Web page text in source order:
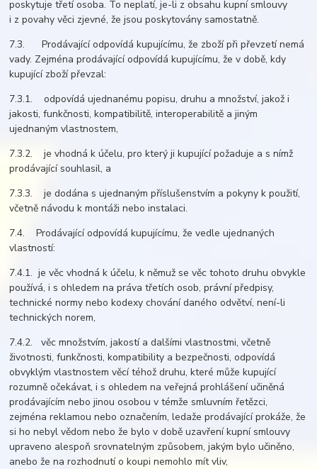
poskytuje třetí osoba. To neplatí, je-li z obsahu kupní smlouvy
i z povahy věci zjevné, že jsou poskytovány samostatně.
7.3. Prodávající odpovídá kupujícímu, že zboží při převzetí nemá
vady. Zejména prodávající odpovídá kupujícímu, že v době, kdy
kupující zboží převzal:
7.3.1. odpovídá ujednanému popisu, druhu a množství, jakož i
jakosti, funkčnosti, kompatibilitě, interoperabilitě a jiným
ujednaným vlastnostem,
7.3.2. je vhodná k účelu, pro který ji kupující požaduje a s nímž
prodávající souhlasil, a
7.3.3. je dodána s ujednaným příslušenstvím a pokyny k použití,
včetně návodu k montáži nebo instalaci.
7.4. Prodávající odpovídá kupujícímu, že vedle ujednaných
vlastností:
7.4.1. je věc vhodná k účelu, k němuž se věc tohoto druhu obvykle
používá, i s ohledem na práva třetích osob, právní předpisy,
technické normy nebo kodexy chování daného odvětví, není-li
technických norem,
7.4.2. věc množstvím, jakostí a dalšími vlastnostmi, včetně
životnosti, funkčnosti, kompatibility a bezpečnosti, odpovídá
obvyklým vlastnostem věcí téhož druhu, které může kupující
rozumně očekávat, i s ohledem na veřejná prohlášení učiněná
prodávajícím nebo jinou osobou v témže smluvním řetězci,
zejména reklamou nebo označením, ledaže prodávající prokáže, že
si ho nebyl vědom nebo že bylo v době uzavření kupní smlouvy
upraveno alespoň srovnatelným způsobem, jakým bylo učiněno,
anebo že na rozhodnutí o koupi nemohlo mít vliv,